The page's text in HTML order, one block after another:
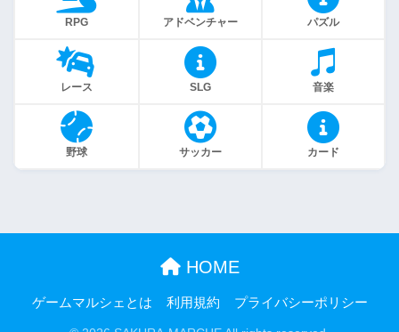
RPG アドベンチャー パズル
レース SLG 音楽
野球 サッカー カード
HOME
ゲームマルシェとは 利用規約 プライバシーポリシー